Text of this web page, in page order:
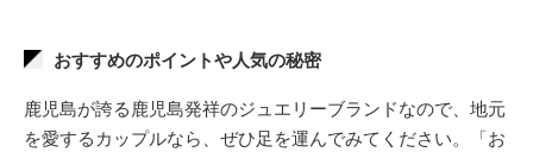
おすすめのポイントや人気の秘密
鹿児島が誇る鹿児島発祥のジュエリーブランドなので、地元
を愛するカップルなら、ぜひ足を運んでみてください。「お